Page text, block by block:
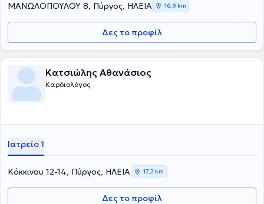
ΜΑΝΩΛΟΠΟΥΛΟΥ 8, Πύργος, ΗΛΕΙΑ 16,9 km
Δες το προφίλ
Κατσιώλης Αθανάσιος
Καρδιολόγος
Ιατρείο 1
Κόκκινου 12-14, Πύργος, ΗΛΕΙΑ 17,2 km
Δες το προφίλ